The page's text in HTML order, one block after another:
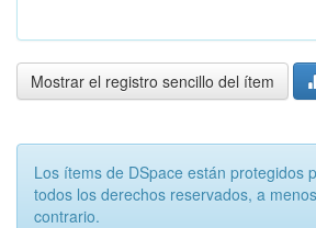
Mostrar el registro sencillo del ítem
Los ítems de DSpace están protegidos
todos los derechos reservados, a
contrario.